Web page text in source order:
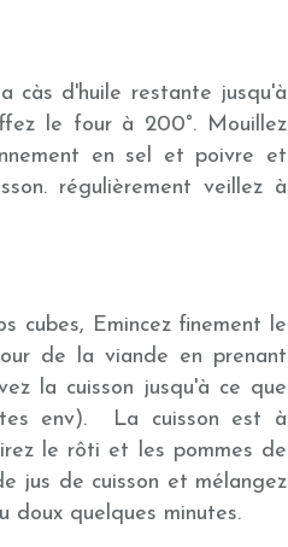
càs d'huile restante jusqu'à
le four à 200°. Mouillez
en sel et poivre et
régulièrement veillez à
cubes, Emincez finement le
de la viande en prenant
la cuisson jusqu'à ce que
env). La cuisson est à
le rôti et les pommes de
jus de cuisson et mélangez
doux quelques minutes.